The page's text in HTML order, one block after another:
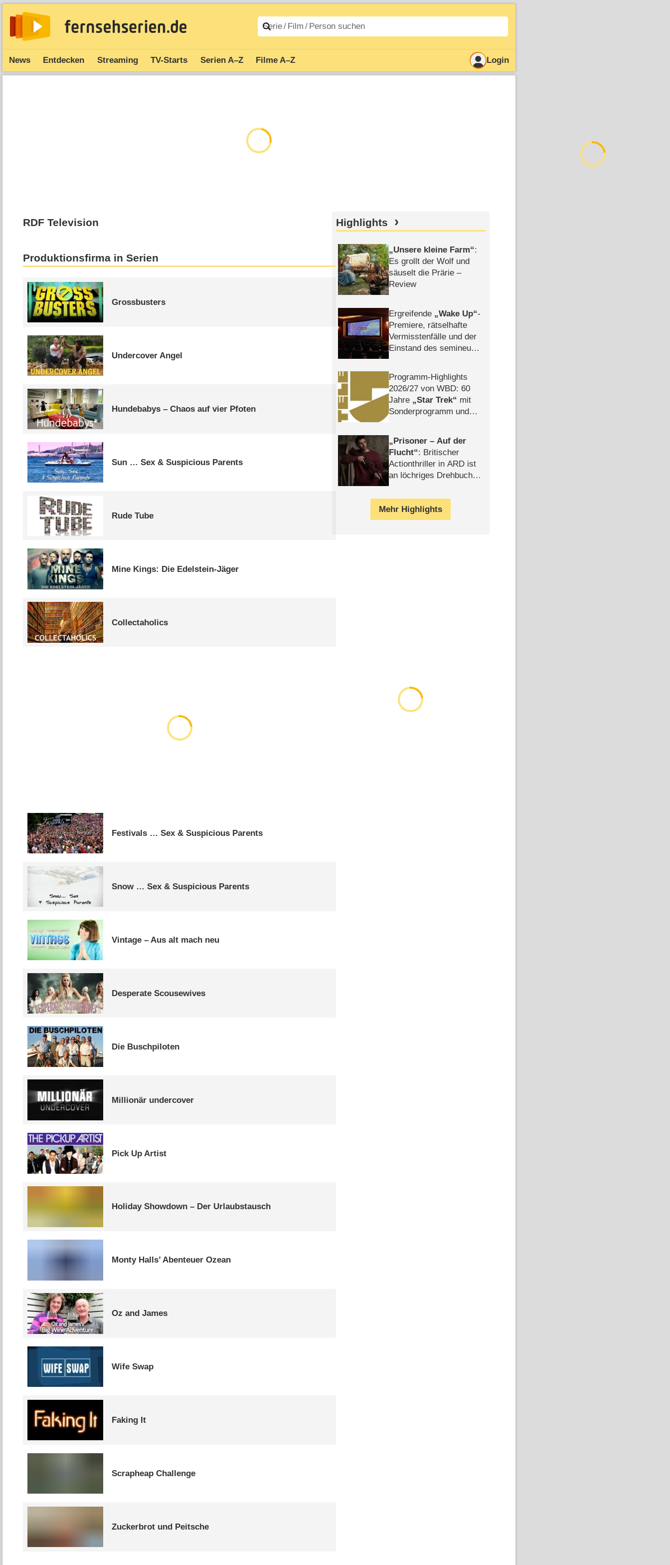
News Entdecken Streaming TV-Starts Serien A–Z Filme A–Z Login
RDF Television
Produktionsfirma in Serien
Grossbusters
Undercover Angel
Hundebabys – Chaos auf vier Pfoten
Sun … Sex & Suspicious Parents
Rude Tube
Mine Kings: Die Edelstein-Jäger
Collectaholics
Festivals … Sex & Suspicious Parents
Snow … Sex & Suspicious Parents
Vintage – Aus alt mach neu
Desperate Scousewives
Die Buschpiloten
Millionär undercover
Pick Up Artist
Holiday Showdown – Der Urlaubstausch
Monty Halls’ Abenteuer Ozean
Oz and James
Wife Swap
Faking It
Scrapheap Challenge
Zuckerbrot und Peitsche
Highlights
Unsere kleine Farm :
Es grollt der Wolf und
säuselt die Prärie –
Review
Ergreifende Wake Up -
Premiere, rätselhafte
Vermisstenfälle und der
Einstand des semineuen
Programm-Highlights
2026/​27 von WBD: 60
Jahre
Star Trek
mit
Sonderprogramm und
Prisoner – Auf der
Flucht : Britischer
Actionthriller in ARD ist
an löchriges Drehbuch
Mehr Highlights